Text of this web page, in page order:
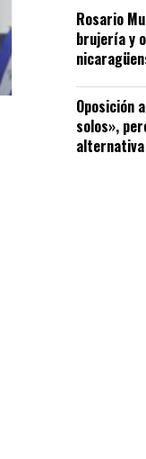
Rosario
brujería y
Oposición
solos»,